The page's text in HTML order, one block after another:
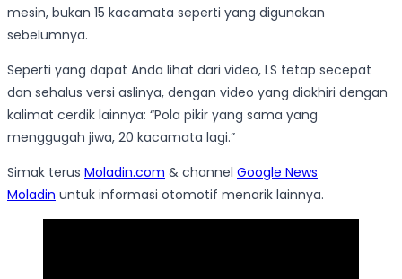
mesin, bukan 15 kacamata seperti yang digunakan
sebelumnya.
Seperti yang dapat Anda lihat dari video, LS tetap secepat
dan sehalus versi aslinya, dengan video yang diakhiri dengan
kalimat cerdik lainnya: “Pola pikir yang sama yang
menggugah jiwa, 20 kacamata lagi.”
Simak terus Moladin.com & channel Google News
Moladin untuk informasi otomotif menarik lainnya.